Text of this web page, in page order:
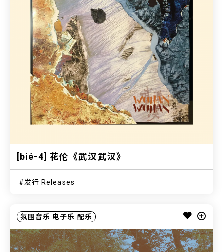
[bié-4] 花伦《武汉武汉》
发行 Releases
氛围音乐 电子乐 配乐